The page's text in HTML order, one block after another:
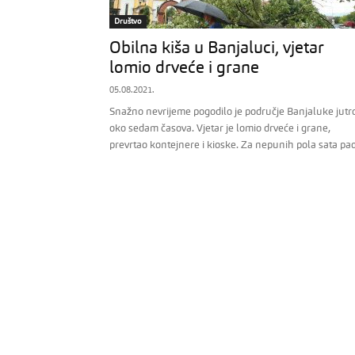
Društvo
Obilna kiša u Banjaluci, vjetar
lomio drveće i grane
05.08.2021.
Snažno nevrijeme pogodilo je područje Banjaluke
oko sedam časova. Vjetar je lomio drveće i grane,
prevrtao kontejnere i kioske. Za nepunih pola sata